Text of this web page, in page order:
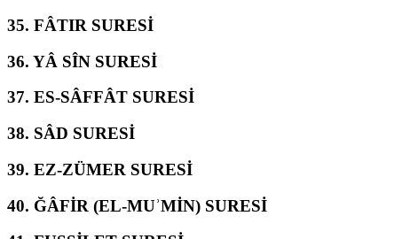
35. FÂTIR SURESİ
36. YÂ SÎN SURESİ
37. ES-SÂFFÂT SURESİ
38. SÂD SURESİ
39. EZ-ZÜMER SURESİ
40. ĞÂFİR (EL-MUʾMİN) SURESİ